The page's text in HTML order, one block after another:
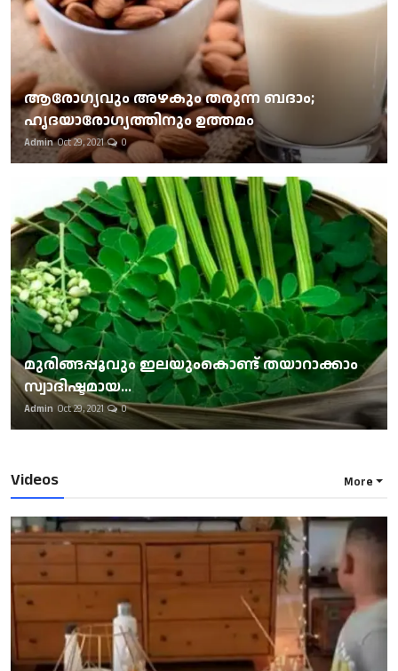
ആരോഗ്യവും അഴകും തരുന്ന ബദാം;
ഹൃദയാരോഗ്യത്തിനും ഉത്തമം
Admin Oct 29, 2021 0
മുരിങ്ങപ്പൂവും ഇലയുംകൊണ്ട് തയാറാക്കാം
സ്വാദിഷ്ടമായ...
Admin Oct 29, 2021 0
Videos More